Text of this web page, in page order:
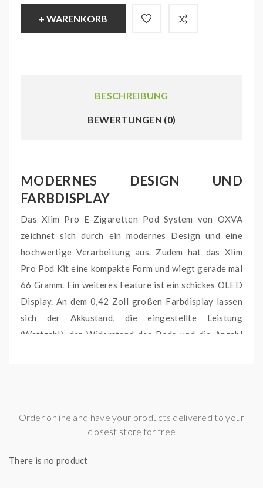
+ WARENKORB
BESCHREIBUNG
BEWERTUNGEN (0)
MODERNES DESIGN UND
FARBDISPLAY
Das Xlim Pro E-Zigaretten Pod System von OXVA
zeichnet sich durch ein modernes Design und eine
hochwertige Verarbeitung aus. Zudem hat das Xlim
Pro Pod Kit eine kompakte Form und wiegt gerade mal
66 Gramm. Ein weiteres Feature ist ein schickes OLED
Display. An dem 0,42 Zoll großen Farbdisplay lassen
sich der Akkustand, die eingestellte Leistung
(Wattzahl), der Widerstand des Pods und die Anzahl
Die Xlim Pro ist mit einer Zugautomatik ausgestattet.
Die Zugautomatik macht das Dampfen deutlich
notwendig ist. Die Dampfentwicklung erfolgt
Order online and have your products delivered to your
closest store for free
There is no product